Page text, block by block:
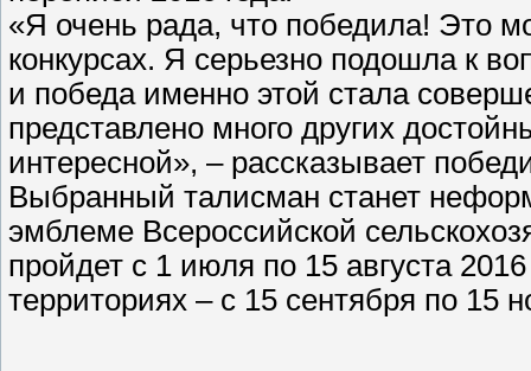
«Я очень рада, что победила! Это
конкурсах. Я серьезно подошла к
и победа именно этой стала
представлено много других
интересной», – рассказывает
Выбранный талисман станет
эмблеме Всероссийской
пройдет с 1 июля по 15 августа
территориях – с 15 сентября по 15